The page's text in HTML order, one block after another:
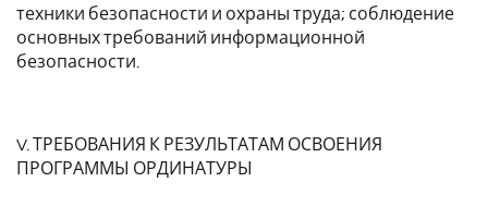
техники безопасности и охраны труда; соблюдение
основных требований информационной
безопасности.
V. ТРЕБОВАНИЯ К РЕЗУЛЬТАТАМ ОСВОЕНИЯ
ПРОГРАММЫ ОРДИНАТУРЫ